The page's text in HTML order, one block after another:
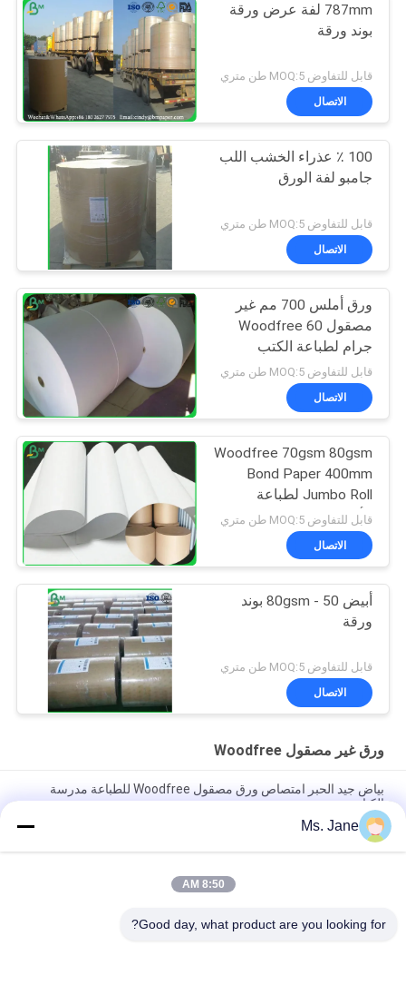
787mm لفة عرض ورقة
بوند ورقة
قابل للتفاوض MOQ:5 طن متري
الاتصال
100 ٪ عذراء الخشب اللب
جامبو لفة الورق
قابل للتفاوض MOQ:5 طن متري
الاتصال
ورق أملس 700 مم غير
مصقول Woodfree 60
جرام لطباعة الكتب
المدرسية
قابل للتفاوض MOQ:5 طن متري
الاتصال
Woodfree 70gsm 80gsm
Bond Paper 400mm
Jumbo Roll لطباعة
الأوفست
قابل للتفاوض MOQ:5 طن متري
الاتصال
أبيض 50 - 80gsm بوند
ورقة
قابل للتفاوض MOQ:5 طن متري
الاتصال
ورق غير مصقول Woodfree
بياض جيد الحبر امتصاص ورق مصقول Woodfree للطباعة مدرسة
الكتاب
صورة واضحة
قابل للتحلل 160um 200um ورقة الحجر الاصطناعي للإعلان مقاومة
Ms. Jane
8:50 AM
Good day, what product are you looking for?